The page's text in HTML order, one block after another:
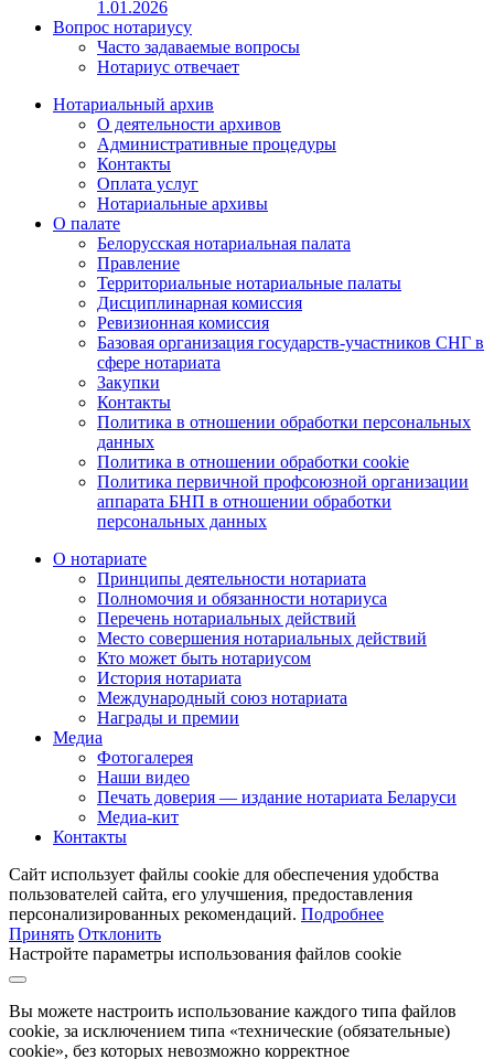
1.01.2026
Вопрос нотариусу
Часто задаваемые вопросы
Нотариус отвечает
Нотариальный архив
О деятельности архивов
Административные процедуры
Контакты
Оплата услуг
Нотариальные архивы
О палате
Белорусская нотариальная палата
Правление
Территориальные нотариальные палаты
Дисциплинарная комиссия
Ревизионная комиссия
Базовая организация государств-участников СНГ в
сфере нотариата
Закупки
Контакты
Политика в отношении обработки персональных
данных
Политика в отношении обработки cookie
Политика первичной профсоюзной организации
аппарата БНП в отношении обработки
персональных данных
О нотариате
Принципы деятельности нотариата
Полномочия и обязанности нотариуса
Перечень нотариальных действий
Место совершения нотариальных действий
Кто может быть нотариусом
История нотариата
Международный союз нотариата
Награды и премии
Медиа
Фотогалерея
Наши видео
Печать доверия — издание нотариата Беларуси
Медиа-кит
Контакты
Сайт использует файлы cookie для обеспечения удобства
пользователей сайта, его улучшения, предоставления
персонализированных рекомендаций. Подробнее
Принять Отклонить
Настройте параметры использования файлов cookie
Вы можете настроить использование каждого типа файлов
cookie, за исключением типа «технические (обязательные)
cookie», без которых невозможно корректное